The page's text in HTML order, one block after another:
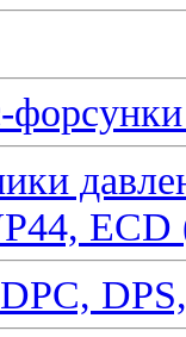
ECD